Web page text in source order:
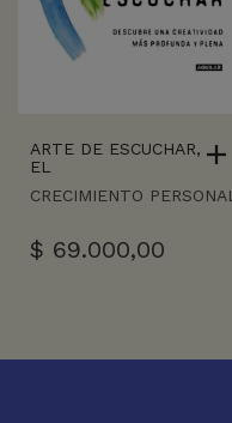
ARTE DE ESCUCHAR,
EL
CRECIMIENTO PERSONAL
$ 69.000,00